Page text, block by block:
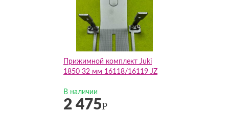
Прижимной комплект Juki
1850 32 мм 16118/16119 JZ
В наличии
2 475Р